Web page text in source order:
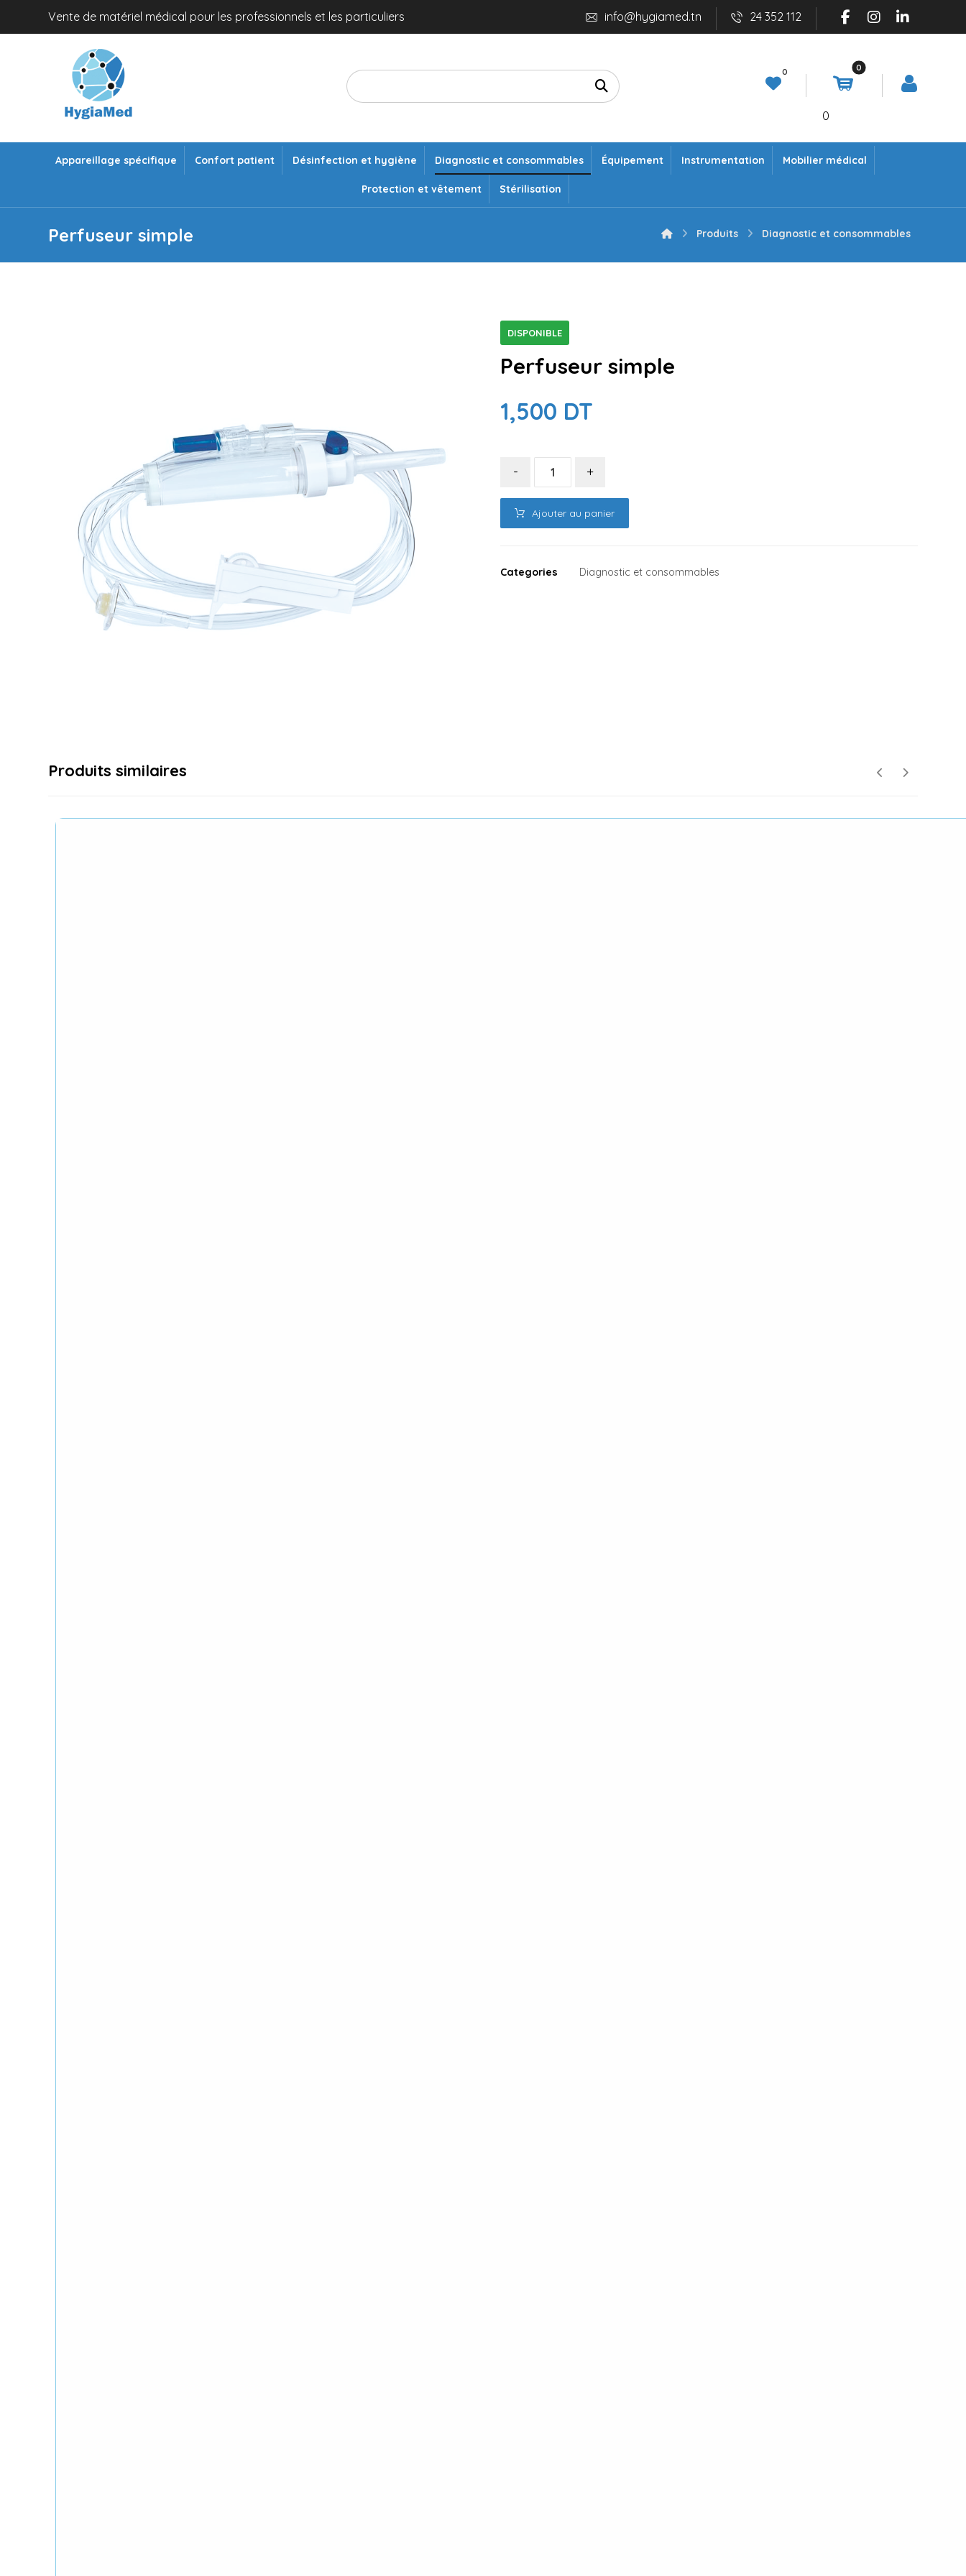
Vente de matériel médical pour les professionnels et les particuliers 24 352 112
info@hygiamed.tn
0
Appareillage spécifique Confort patient Désinfection et hygiène Diagnostic et consommables Équipement Instrumentation Mobilier médical
Protection et vêtement Stérilisation
Perfuseur simple Produits Diagnostic et consommables
DISPONIBLE
Perfuseur simple
1,500 DT
- +
Ajouter au panier
Categories Diagnostic et consommables
Produits similaires